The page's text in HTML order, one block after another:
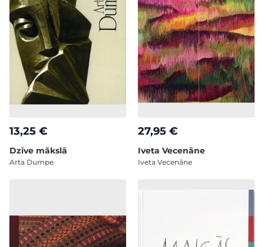
13,25 €
Dzīve mākslā
Arta Dumpe
27,95 €
Iveta Vecenāne
Iveta Vecenāne